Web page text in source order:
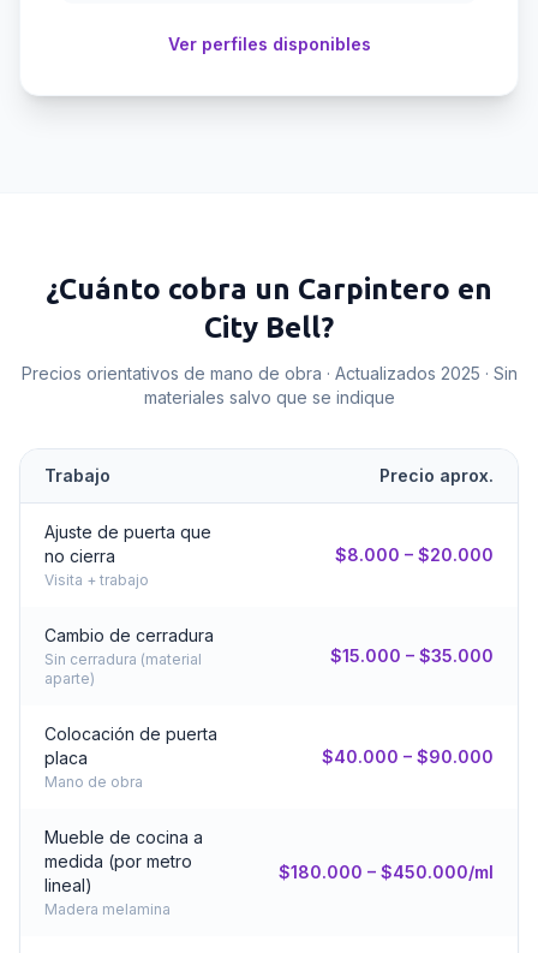
Ver perfiles disponibles
¿Cuánto cobra un Carpintero en
City Bell?
Precios orientativos de mano de obra · Actualizados 2025 · Sin
materiales salvo que se indique
Trabajo Precio aprox.
Ajuste de puerta que
no cierra
Visita + trabajo
$8.000 – $20.000
Cambio de cerradura
Sin cerradura (material
aparte)
$15.000 – $35.000
Colocación de puerta
placa
Mano de obra
$40.000 – $90.000
Mueble de cocina a
medida (por metro
lineal)
Madera melamina
$180.000 – $450.000/ml